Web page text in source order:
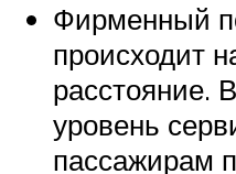
Фирменный
происходит
расстояние.
уровень
пассажирам